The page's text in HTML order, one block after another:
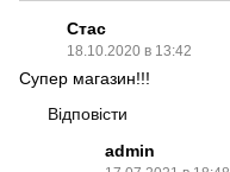
Стас
18.10.2020 в 13:42
Супер магазин!!!
Відповісти
admin